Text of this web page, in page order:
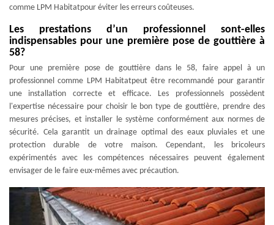
comme LPM Habitatpour éviter les erreurs coûteuses.
Les prestations d’un professionnel sont-elles
indispensables pour une première pose de gouttière à
58?
Pour une première pose de gouttière dans le 58, faire appel à un
professionnel comme LPM Habitatpeut être recommandé pour garantir
une installation correcte et efficace. Les professionnels possèdent
l'expertise nécessaire pour choisir le bon type de gouttière, prendre des
mesures précises, et installer le système conformément aux normes de
sécurité. Cela garantit un drainage optimal des eaux pluviales et une
protection durable de votre maison. Cependant, les bricoleurs
expérimentés avec les compétences nécessaires peuvent également
envisager de le faire eux-mêmes avec précaution.